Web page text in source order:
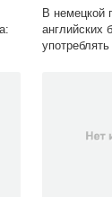
В немецкой
английских